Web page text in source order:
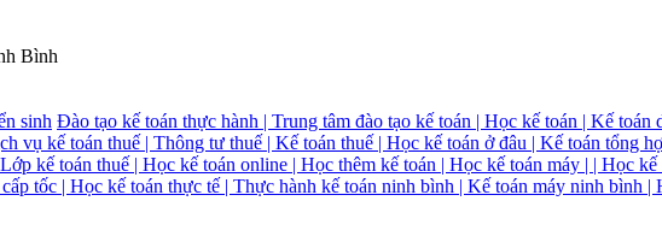
Bình
sinh Đào tạo kế toán thực hành | Trung tâm đào tạo kế toán | Học kế toán | Kế
vụ kế toán thuế | Thông tư thuế | Kế toán thuế | Học kế toán ở đâu | Kế toán tổng
kế toán thuế | Học kế toán online | Học thêm kế toán | Học kế toán máy | | Học
tốc | Học kế toán thực tế | Thực hành kế toán ninh bình | Kế toán máy ninh bình